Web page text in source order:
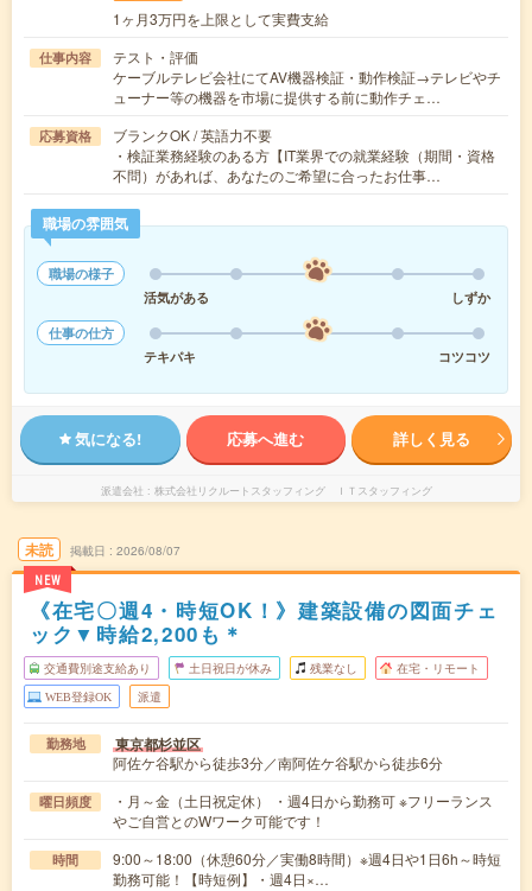
1ヶ月3万円を上限として実費支給
仕事内容
テスト・評価
ケーブルテレビ会社にてAV機器検証・動作検証→テレビやチ
ューナー等の機器を市場に提供する前に動作チェ…
応募資格
ブランクOK / 英語力不要
・検証業務経験のある方【IT業界での就業経験（期間・資格
不問）があれば、あなたのご希望に合ったお仕事…
職場の雰囲気
職場の様子
活気がある
しずか
仕事の仕方
テキパキ
コツコツ
気になる! 応募へ進む 詳しく見る
派遣会社 株式会社リクルートスタッフィング ＩＴスタッフィング
未読
NEW
掲載日 2026/08/07
《在宅〇週4・時短OK！》建築設備の図面チェ
ック▼時給2,200も＊
交通費別途支給あり 土日祝日が休み 残業なし 在宅・リモート
WEB登録OK 派遣
勤務地 東京都杉並区
阿佐ケ谷駅から徒歩3分／南阿佐ケ谷駅から徒歩6分
曜日頻度
・月～金（土日祝定休） ・週4日から勤務可 ※フリーランス
やご自営とのWワーク可能です！
時間
9:00～18:00（休憩60分／実働8時間）※週4日や1日6h～時短
勤務可能！【時短例】・週4日×…